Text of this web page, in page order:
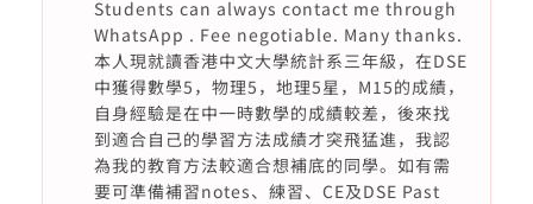
Students can always contact me through
WhatsApp . Fee negotiable. Many thanks.
本人現就讀香港中文大學統計系三年級，在DSE
中獲得數學5，物理5，地理5星，M15的成績，
自身經驗是在中一時數學的成績較差，後來找
到適合自己的學習方法成績才突飛猛進，我認
為我的教育方法較適合想補底的同學。如有需
要可準備補習notes、練習、CE及DSE Past